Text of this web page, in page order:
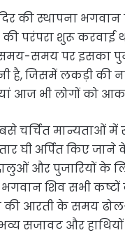
की स्थापना
परंपरा शुरू करवाई
समय पर इसका
है, जिसमें लकड़ी की
आज भी लोगों को
चर्चित मान्यताओं में
घी अर्पित किए
और पुजारियों के
शिव सभी कष्टों
आरती के समय ढोल-
सजावट और